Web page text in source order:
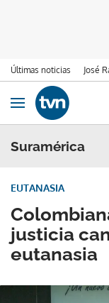
Últimas noticias José
Ir al contenido
Obrir navegació
Suramérica
justicia
eutanasia
EUTANASIA